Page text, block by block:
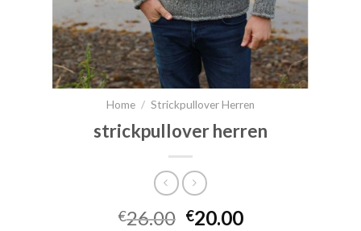
Home / Strickpullover Herren
strickpullover herren
€26.00 €20.00